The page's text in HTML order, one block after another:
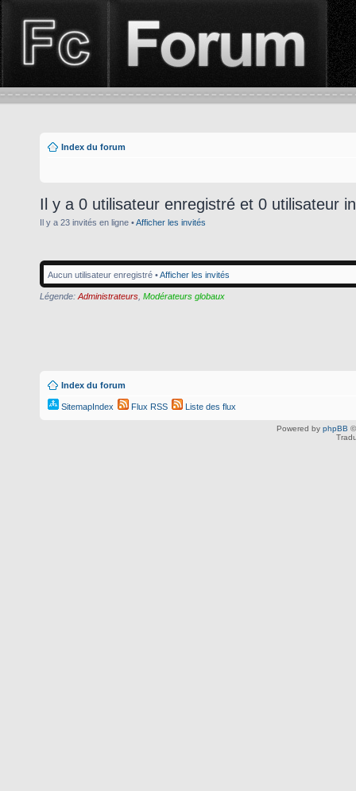
Index du forum
Il y a 0 utilisateur enregistré et 0 utilisateur
Il y a 23 invités en ligne •Afficher les invités
Aucun utilisateur enregistré •Afficher les invités
Légende: Administrateurs Modérateurs globaux
Index du forum
SitemapIndex Flux RSS Liste des flux
Powered by phpBB